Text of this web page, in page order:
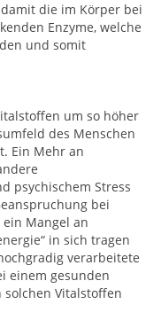
die im Körper bei
Enzyme, welche
und somit
um so höher
des Menschen
Ein Mehr an
psychischem Stress
bei
Mangel an
in sich tragen
verarbeitete
einem gesunden
Vitalstoffen